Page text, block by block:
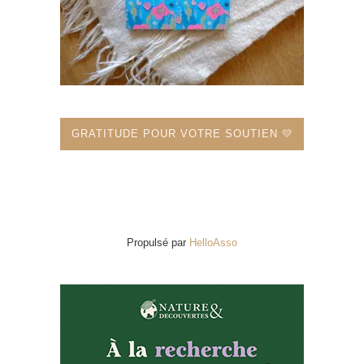
GRATITUDE POUR VOTRE SOUTIEN 💛
Propulsé par HelloAsso